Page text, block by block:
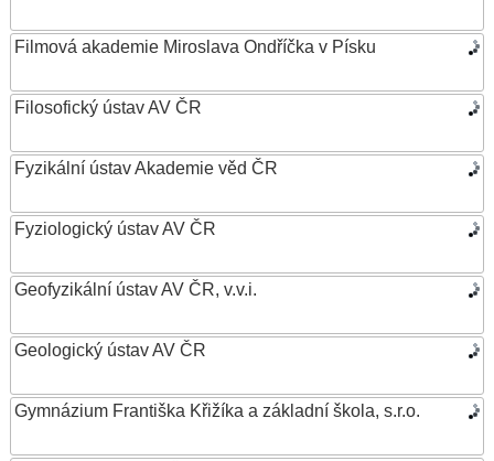
Filmová akademie Miroslava Ondříčka v Písku
Filosofický ústav AV ČR
Fyzikální ústav Akademie věd ČR
Fyziologický ústav AV ČR
Geofyzikální ústav AV ČR, v.v.i.
Geologický ústav AV ČR
Gymnázium Františka Křižíka a základní škola, s.r.o.